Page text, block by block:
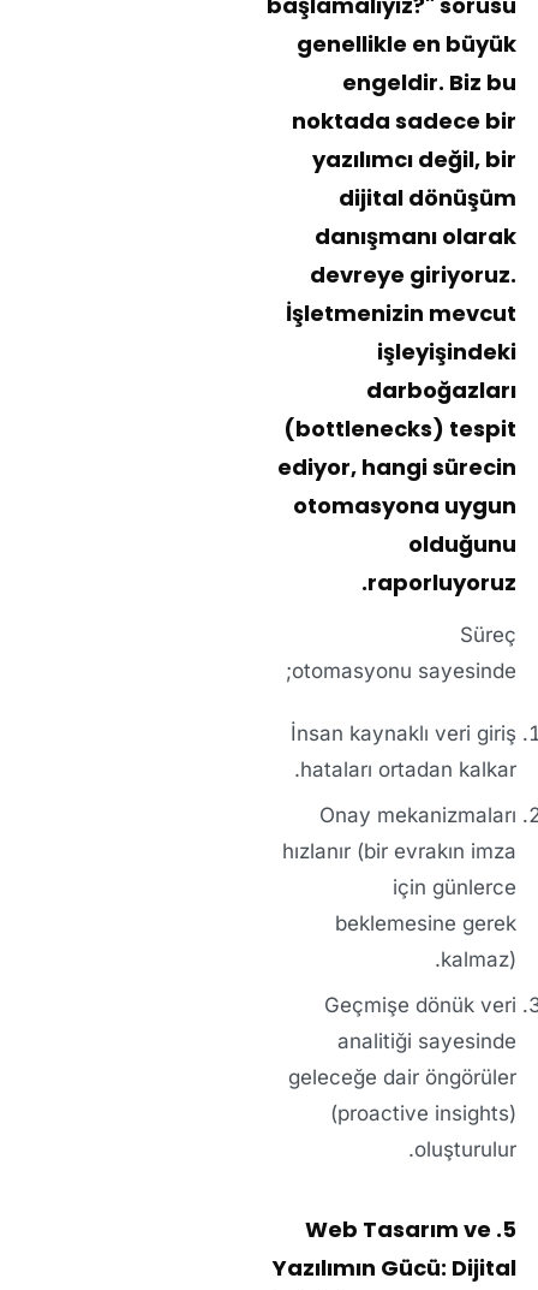
genellikle en büyük
engeldir. Biz bu
noktada sadece bir
yazılımcı değil, bir
dijital dönüşüm
danışmanı olarak
devreye giriyoruz.
İşletmenizin mevcut
işleyişindeki
darboğazları
(bottlenecks) tespit
ediyor, hangi sürecin
otomasyona uygun
olduğunu
raporluyoruz.
Süreç
otomasyonu sayesinde;
İnsan kaynaklı veri giriş
hataları ortadan kalkar.
Onay mekanizmaları
hızlanır (bir evrakın imza
için günlerce
beklemesine gerek
kalmaz).
Geçmişe dönük veri
analitiği sayesinde
geleceğe dair öngörüler
(proactive insights)
oluşturulur.
5. Web Tasarım ve
Yazılımın Gücü: Dijital